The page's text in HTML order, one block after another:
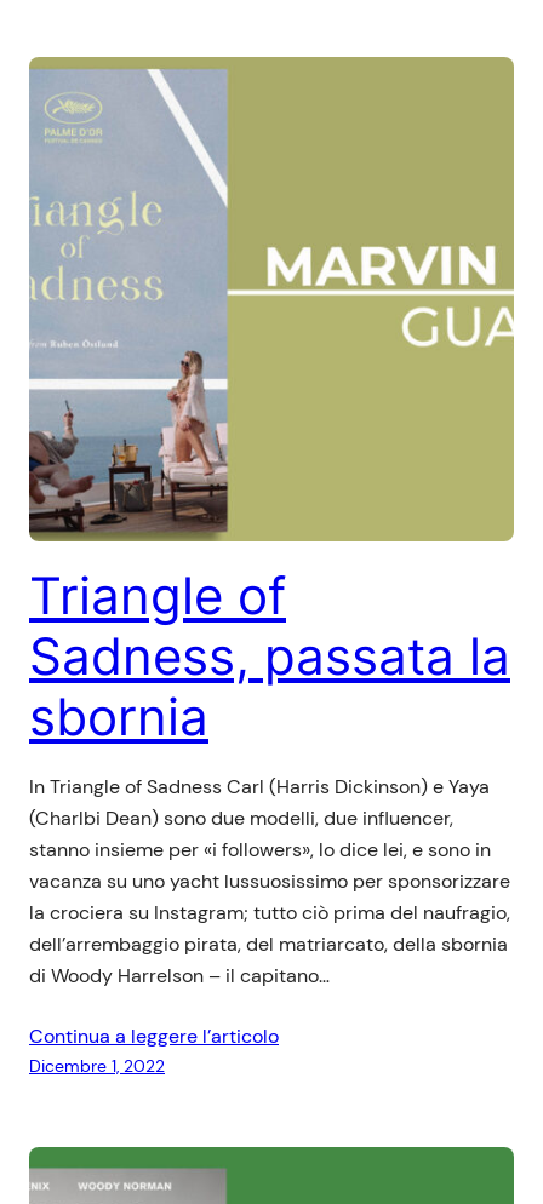
Triangle of
Sadness, passata la
sbornia
In Triangle of Sadness Carl (Harris Dickinson) e Yaya
(Charlbi Dean) sono due modelli, due influencer,
stanno insieme per «i followers», lo dice lei, e sono in
vacanza su uno yacht lussuosissimo per sponsorizzare
la crociera su Instagram; tutto ciò prima del naufragio,
dell’arrembaggio pirata, del matriarcato, della sbornia
di Woody Harrelson – il capitano…
Continua a leggere l’articolo
Dicembre 1, 2022